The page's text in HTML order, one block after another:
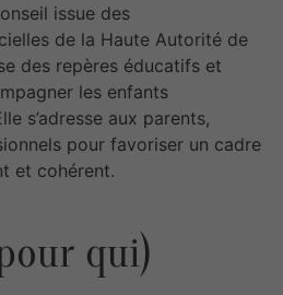
issue des
de la Haute Autorité de
des repères éducatifs et
les enfants
s’adresse aux parents,
pour favoriser un cadre
et cohérent.
qui)